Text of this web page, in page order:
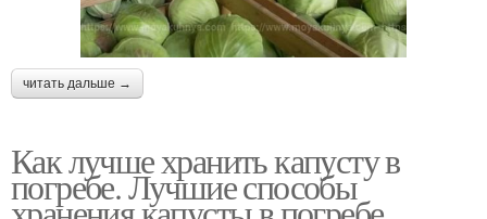
читать дальше →
Как лучше хранить капусту в
погребе. Лучшие способы